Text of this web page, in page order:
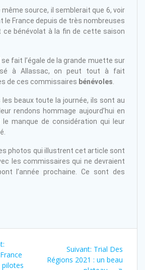
source, il semblerait que 6, voir
le France depuis de très nombreuses
ce bénévolat à la fin de cette saison
se fait l’égale de la grande muette sur
à Allassac, on peut tout à fait
de ces commissaires bénévoles
les beaux toute la journée, ils sont au
rendons hommage aujourd’hui en
manque de considération qui leur
photos qui illustrent cet article sont
les commissaires qui ne devraient
l’année prochaine. Ce sont des
pilotes
Suivant: Trial Des
Régions 2021 : un beau